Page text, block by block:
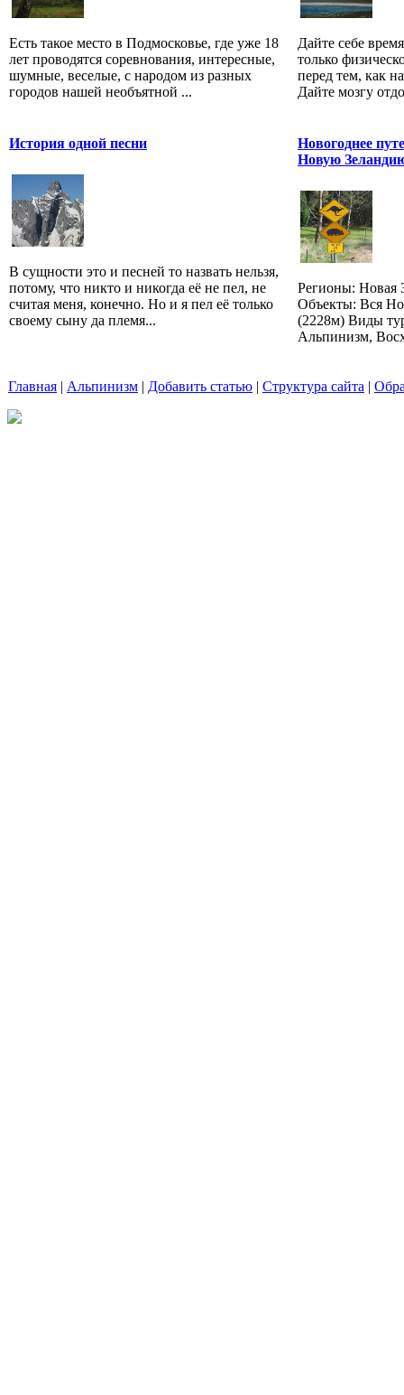
Есть такое место в Подмосковье, где уже 18
лет проводятся соревнования, интересные,
шумные, веселые, с народом из разных
городов нашей необъятной ...
Дайте себе
только
перед тем, как
Дайте мозгу
История одной песни
В сущности это и песней то назвать нельзя,
потому, что никто и никогда её не пел, не
считая меня, конечно. Но и я пел её только
своему сыну да племя...
Новогоднее
Новую
Регионы: Новая
Объекты: Вся
(2228м) Виды
Альпинизм,
Главная | Альпинизм | Добавить статью | Структура сайта |